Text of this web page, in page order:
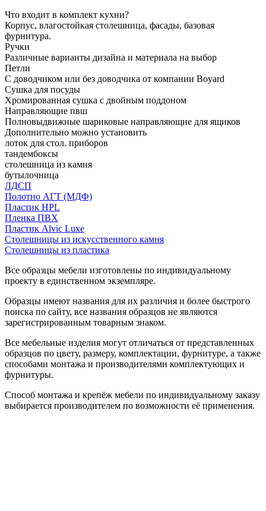
Что входит в комплект кухни?
Корпус, влагостойкая столешница, фасады, базовая
фурнитура.
Ручки
Различные варианты дизайна и материала на выбор
Петли
С доводчиком или без доводчика от компании Boyard
Сушка для посуды
Хромированная сушка с двойным поддоном
Направляющие пвш
Полновыдвижные шариковые направляющие для ящиков
Дополнительно можно установить
лоток для стол. приборов
тандембоксы
столешница из камня
бутылочница
ЛДСП
Полотно АГТ (МДФ)
Пластик HPL
Пленка ПВХ
Пластик Alvic Luxe
Столешницы из искусственного камня
Столешницы из пластика
Все образцы мебели изготовлены по индивидуальному
проекту в единственном экземпляре.
Образцы имеют названия для их различия и более быстрого
поиска по сайту, все названия образцов не являются
зарегистрированным товарным знаком.
Все мебельные изделия могут отличаться от представленных
образцов по цвету, размеру, комплектации, фурнитуре, а также
способами монтажа и производителями комплектующих и
фурнитуры.
Способ монтажа и крепёж мебели по индивидуальному заказу
выбирается производителем по возможности её применения.